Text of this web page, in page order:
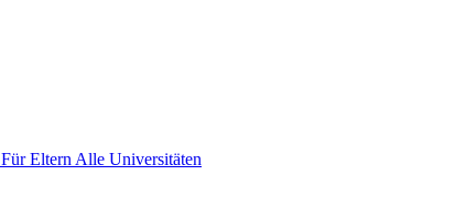
Für Eltern Alle Universitäten